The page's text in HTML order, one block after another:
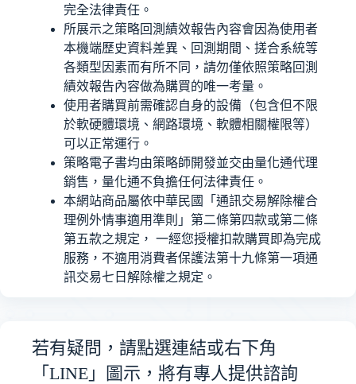
完全法律責任。
所展示之策略回測績效報告內容會因為使用者
本機端歷史資料差異、回測期間、搓合系統等
各類型因素而有所不同，請勿僅依照策略回測
績效報告內容做為購買的唯一考量。
使用者購買前需確認自身的設備（包含但不限
於軟硬體環境、網路環境、軟體相關權限等）
可以正常運行。
策略電子書均由策略師開發並交由量化通代理
銷售，量化通不負擔任何法律責任。
本網站商品屬依中華民國「通訊交易解除權合
理例外情事適用準則」第二條第四款或第二條
第五款之規定， 一經您授權扣款購買即為完成
服務，不適用消費者保護法第十九條第一項通
訊交易七日解除權之規定。
若有疑問，請點選連結或右下角
「LINE」圖示，將有專人提供諮詢